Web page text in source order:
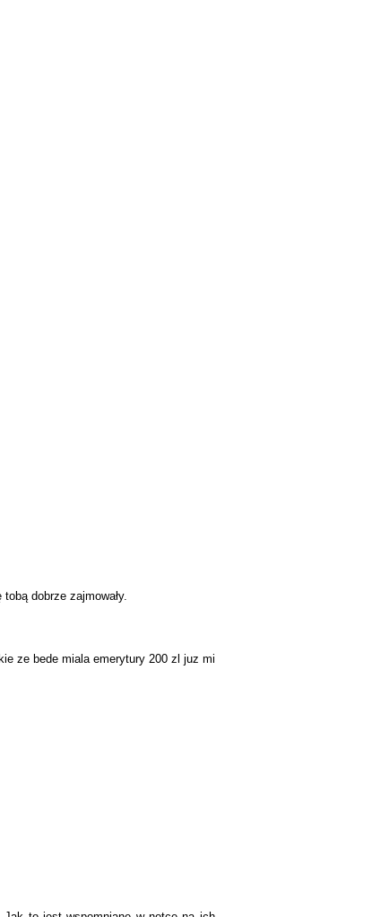
dobrze zajmowały.
ze bede miala emerytury 200 zl juz mi